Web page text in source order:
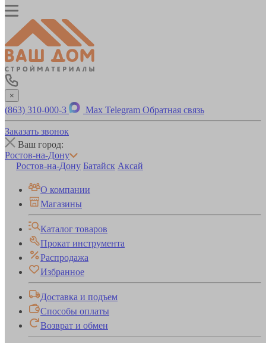
×
(863) 310-000-3 Max Telegram Обратная связь
Заказать звонок
Ваш город:
Ростов-на-Дону
Ростов-на-Дону Батайск Аксай
О компании
Магазины
Каталог товаров
Прокат инструмента
Распродажа
Избранное
Доставка и подъем
Способы оплаты
Возврат и обмен